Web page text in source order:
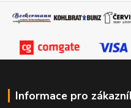
Informace pro